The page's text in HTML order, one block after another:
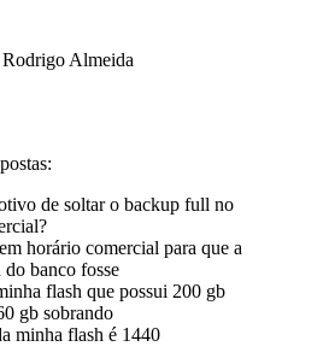
Rodrigo Almeida
de soltar o backup full no
horário comercial para que a
do banco fosse
flash que possui 200 gb
gb sobrando
minha flash é 1440